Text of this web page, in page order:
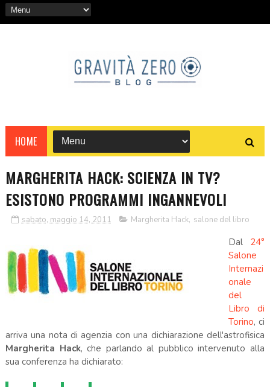
HOME
MARGHERITA HACK: SCIENZA IN TV?
ESISTONO PROGRAMMI INGANNEVOLI
sabato, maggio 14, 2011 Margherita Hack, salone del libro
Dal 24°
Salone
Internazi
onale
del
Libro di
Torino, ci
arriva una nota di agenzia con una dichiarazione dell'astrofisica
Margherita Hack, che parlando al pubblico intervenuto alla
sua conferenza ha dichiarato: